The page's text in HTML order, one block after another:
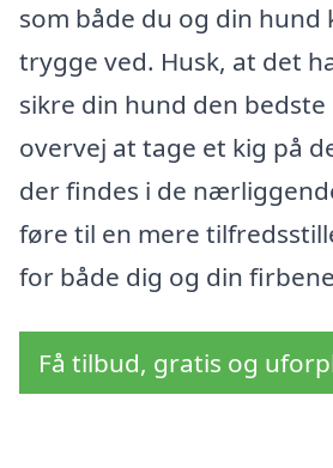
som både du og din hund
trygge ved. Husk, at det
sikre din hund den bedste
overvej at tage et kig på
der findes i de
føre til en mere
for både dig og din
Få tilbud, gratis og